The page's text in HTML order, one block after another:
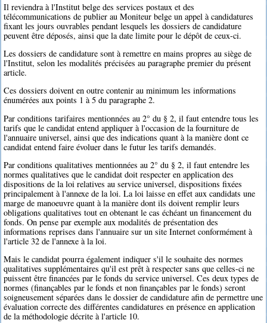
Il reviendra à l'Institut belge des services postaux et des
télécommunications de publier au Moniteur belge un appel à candidatures
fixant les jours ouvrables pendant lesquels les dossiers de candidature
peuvent être déposés, ainsi que la date limite pour le dépôt de ceux-ci.
Les dossiers de candidature sont à remettre en mains propres au siège de
l'Institut, selon les modalités précisées au paragraphe premier du présent
article.
Ces dossiers doivent en outre contenir au minimum les informations
énumérées aux points 1 à 5 du paragraphe 2.
Par conditions tarifaires mentionnées au 2° du § 2, il faut entendre tous les
tarifs que le candidat entend appliquer à l'occasion de la fourniture de
l'annuaire universel, ainsi que des indications quant à la manière dont ce
candidat entend faire évoluer dans le futur les tarifs demandés.
Par conditions qualitatives mentionnées au 2° du § 2, il faut entendre les
normes qualitatives que le candidat doit respecter en application des
dispositions de la loi relatives au service universel, dispositions fixées
principalement à l'annexe de la loi. La loi laisse en effet aux candidats une
marge de manoeuvre quant à la manière dont ils doivent remplir leurs
obligations qualitatives tout en obtenant le cas échéant un financement du
fonds. On pense par exemple aux modalités de présentation des
informations reprises dans l'annuaire sur un site Internet conformément à
l'article 32 de l'annexe à la loi.
Mais le candidat pourra également indiquer s'il le souhaite des normes
qualitatives supplémentaires qu'il est prêt à respecter sans que celles-ci ne
puissent être financées par le fonds du service universel. Ces deux types de
normes (finançables par le fonds et non finançables par le fonds) seront
soigneusement séparées dans le dossier de candidature afin de permettre une
évaluation correcte des différentes candidatures en présence en application
de la méthodologie décrite à l'article 10.